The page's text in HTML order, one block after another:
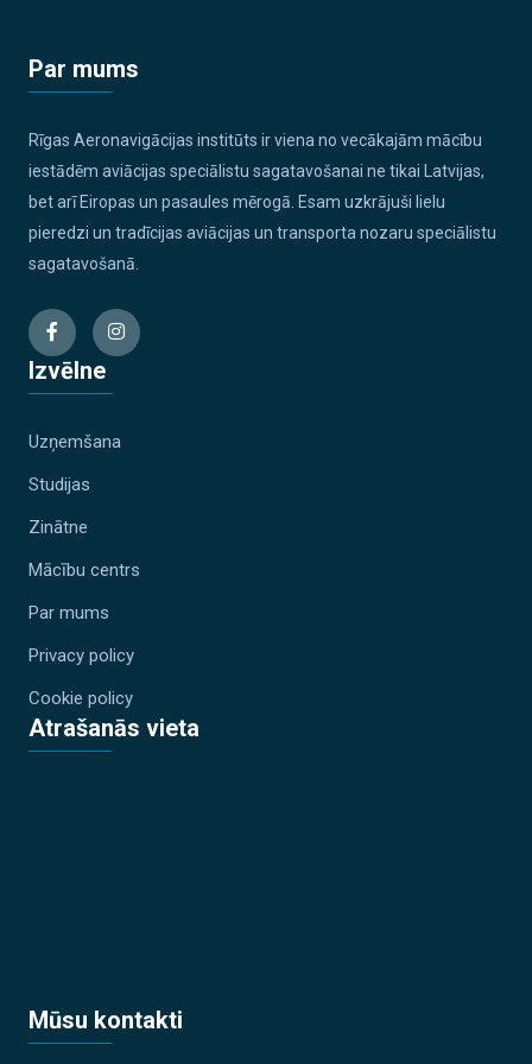
Par mums
Rīgas Aeronavigācijas institūts ir viena no vecākajām mācību
iestādēm aviācijas speciālistu sagatavošanai ne tikai Latvijas,
bet arī Eiropas un pasaules mērogā. Esam uzkrājuši lielu
pieredzi un tradīcijas aviācijas un transporta nozaru speciālistu
sagatavošanā.
Izvēlne
Uzņemšana
Studijas
Zinātne
Mācību centrs
Par mums
Privacy policy
Cookie policy
Atrašanās vieta
Mūsu kontakti